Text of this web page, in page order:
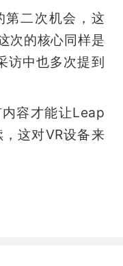
二次机会，这
次的核心同样是
访中也多次提到
容才能让Leap
这对VR设备来